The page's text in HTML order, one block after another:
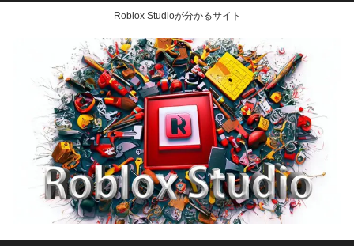
Roblox Studioが分かるサイト